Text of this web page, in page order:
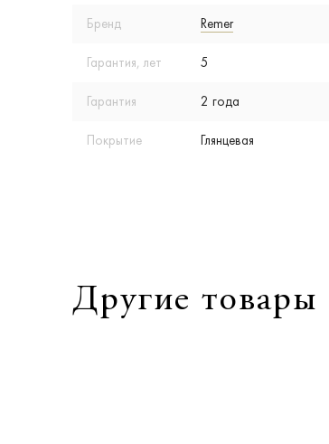
Бренд Remer
Гарантия, лет 5
Гарантия 2 года
Покрытие Глянцевая
Другие товары